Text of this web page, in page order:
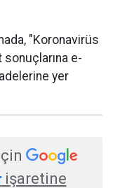
"Koronavirüs
sonuçlarına e-
yer
işaretine